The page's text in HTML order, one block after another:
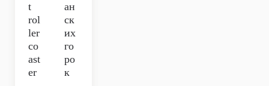
t
rol
ler
co
ast
er
ан
ск
их
го
ро
к